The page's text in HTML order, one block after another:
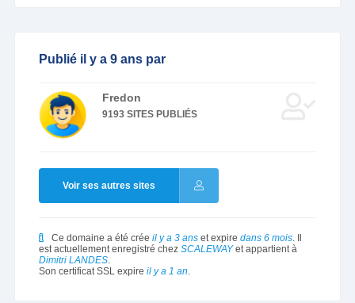
Publié il y a 9 ans par
Fredon
9193 SITES PUBLIÉS
Voir ses autres sites
Ce domaine a été crée il y a 3 anset expire dans 6 mois. Il
est actuellement enregistré chez SCALEWAYet appartient à
Dimitri LANDES.
Son certificat SSL expire il y a 1 an.